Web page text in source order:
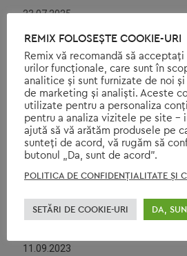
23.07.2025
TOMMY HILFIGER LANSEAZĂ UN
A PRELUNGI DURATA DE VIAȚĂ A
22.07.2024
NIMIC INUTIL: POARTĂ DOAR
06.02.2024
YOUR YEAR REMIXED: 2023
19.01.2024
11.09.2023
REMIX FOLOSEȘTE COOKIE-URI
Remix vă recomandă să
urilor funcționale, care sunt în
analitice și sunt furnizate de noi
de marketing și analiști. Aceste
utilizate pentru a personaliza
pentru a analiza vizitele pe site -
ajută să vă arătăm produsele pe
sunteți de acord, vă rugăm să
butonul „Da, sunt de acord”.
POLITICA DE CONFIDENŢIALITATE ŞI
SETĂRI DE COOKIE-URI DA,